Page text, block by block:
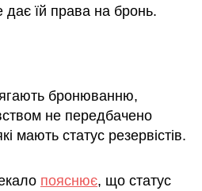
їй права на бронь.
бронюванню,
не передбачено
мають статус резервістів.
пояснює, що статус